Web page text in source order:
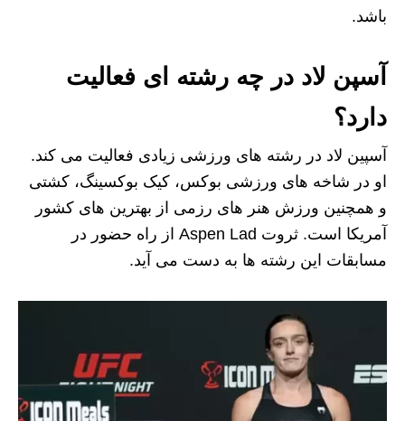
باشد.
آسپن لاد در چه رشته ای فعالیت
دارد؟
آسپین لاد در رشته های ورزشی زیادی فعالیت می کند.
او در شاخه های ورزشی بوکس، کیک بوکسینگ، کشتی
و همچنین ورزش هنر های رزمی از بهترین های کشور
آمریکا است. ثروت Aspen Lad از راه حضور در
مسابقات این رشته ها به دست می آید.